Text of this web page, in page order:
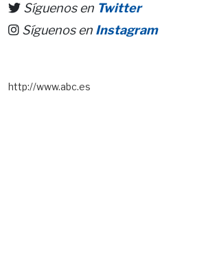
Síguenos en Twitter
Síguenos en Instagram
http://www.abc.es